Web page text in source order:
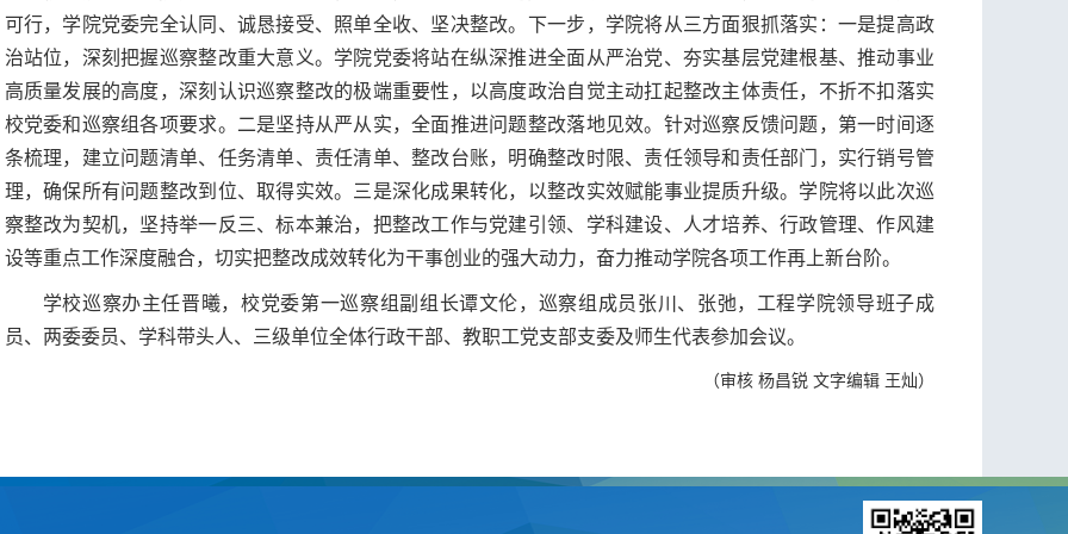
可行，学院党委完全认同、诚恳接受、照单全收、坚决整改。下一步，学院将从三方面狠抓落实：一是提高政
治站位，深刻把握巡察整改重大意义。学院党委将站在纵深推进全面从严治党、夯实基层党建根基、推动事业
高质量发展的高度，深刻认识巡察整改的极端重要性，以高度政治自觉主动扛起整改主体责任，不折不扣落实
校党委和巡察组各项要求。二是坚持从严从实，全面推进问题整改落地见效。针对巡察反馈问题，第一时间逐
条梳理，建立问题清单、任务清单、责任清单、整改台账，明确整改时限、责任领导和责任部门，实行销号管
理，确保所有问题整改到位、取得实效。三是深化成果转化，以整改实效赋能事业提质升级。学院将以此次巡
察整改为契机，坚持举一反三、标本兼治，把整改工作与党建引领、学科建设、人才培养、行政管理、作风建
设等重点工作深度融合，切实把整改成效转化为干事创业的强大动力，奋力推动学院各项工作再上新台阶。
学校巡察办主任晋曦，校党委第一巡察组副组长谭文伦，巡察组成员张川、张弛，工程学院领导班子成
员、两委委员、学科带头人、三级单位全体行政干部、教职工党支部支委及师生代表参加会议。
（审核 杨昌锐 文字编辑 王灿）